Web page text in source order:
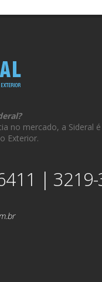
no mercado, a Sideral
Exterior.
|